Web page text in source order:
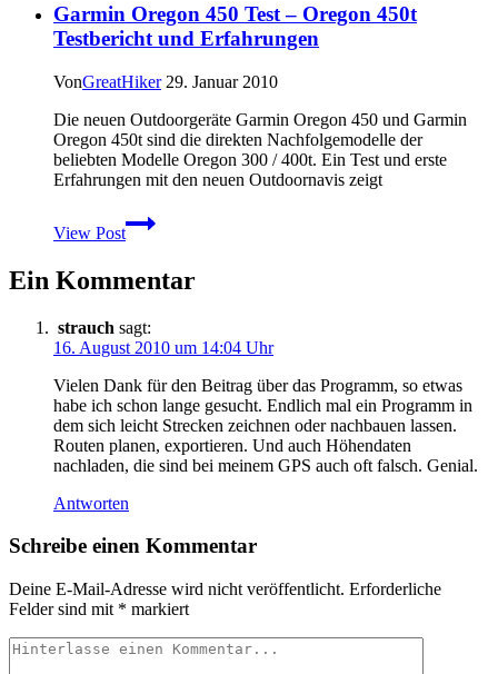
Garmin
GPS
Geräte
Garmin Oregon 450 Test – Oregon 450t
Testbericht und Erfahrungen
VonGreatHiker 29. Januar 2010
Die neuen Outdoorgeräte Garmin Oregon 450 und Garmin
Oregon 450t sind die direkten Nachfolgemodelle der
beliebten Modelle Oregon 300 / 400t. Ein Test und erste
Erfahrungen mit den neuen Outdoornavis zeigt
View Post
Garmin
Oregon
Test
450t
Testbericht
und
Erfahrungen
Ein Kommentar
strauch sagt:
16. August 2010 um 14:04 Uhr
Vielen Dank für den Beitrag über das Programm, so etwas
habe ich schon lange gesucht. Endlich mal ein Programm in
dem sich leicht Strecken zeichnen oder nachbauen lassen.
Routen planen, exportieren. Und auch Höhendaten
nachladen, die sind bei meinem GPS auch oft falsch. Genial.
Antworten
Schreibe einen Kommentar
Deine E-Mail-Adresse wird nicht veröffentlicht. Erforderliche
Felder sind mit * markiert